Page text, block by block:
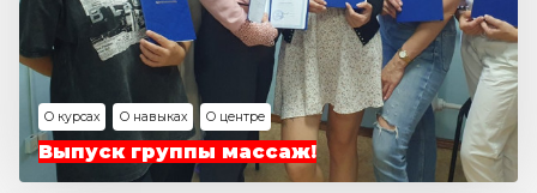
О курсах О навыках О центре
Выпуск группы массаж!